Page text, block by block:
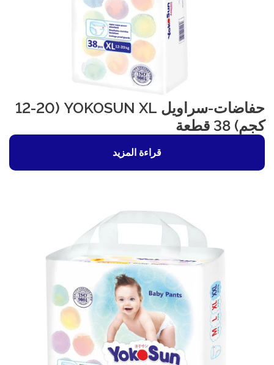
حفاضات-سراويل YOKOSUN XL (12-20
كجم) 38 قطعة
قراءة المزيد